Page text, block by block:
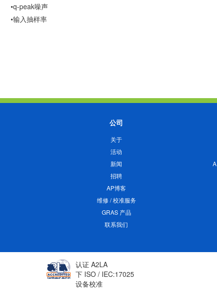
•q-peak噪声
•输入抽样率
公司
关于
活动
新闻
招聘
AP博客
维修 / 校准服务
GRAS 产品
联系我们
认证 A2LA
下 ISO / IEC:17025
设备校准